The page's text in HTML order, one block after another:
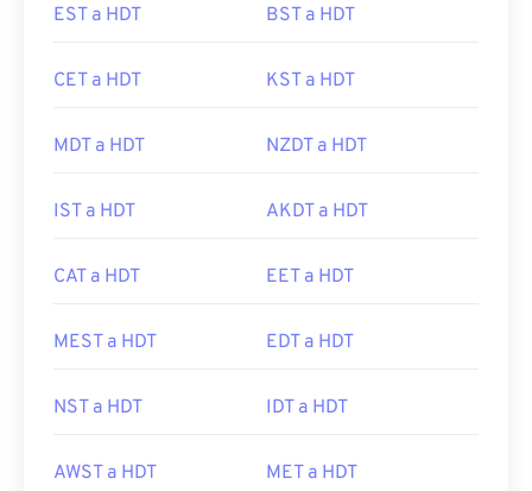
EST a HDT BST a HDT
CET a HDT KST a HDT
MDT a HDT NZDT a HDT
IST a HDT AKDT a HDT
CAT a HDT EET a HDT
MEST a HDT EDT a HDT
NST a HDT IDT a HDT
AWST a HDT MET a HDT